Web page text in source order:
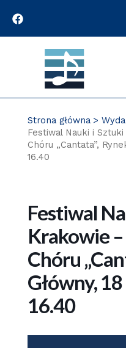
Strona główna
Festiwal Nauki i
Chóru „Cantata”,
16.40
Festiwal
Krakowie
Chóru
Główny,
16.40